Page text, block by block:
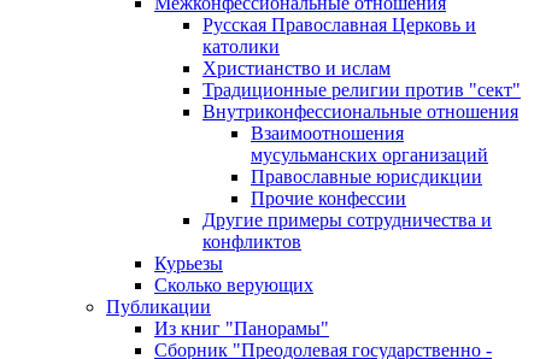
Русская Православная Церковь и
католики
Христианство и ислам
Традиционные религии против "сект"
Внутриконфессиональные отношения
Взаимоотношения
мусульманских организаций
Православные юрисдикции
Прочие конфессии
Другие примеры сотрудничества и
конфликтов
Курьезы
Сколько верующих
Публикации
Из книг "Панорамы"
Сборник "Преодолевая государственно -